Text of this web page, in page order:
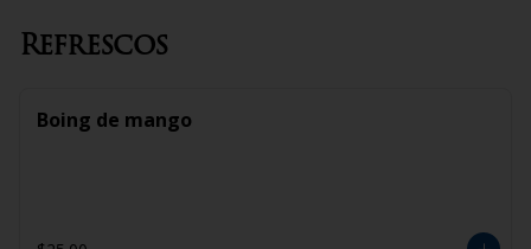
Refrescos
Boing de mango